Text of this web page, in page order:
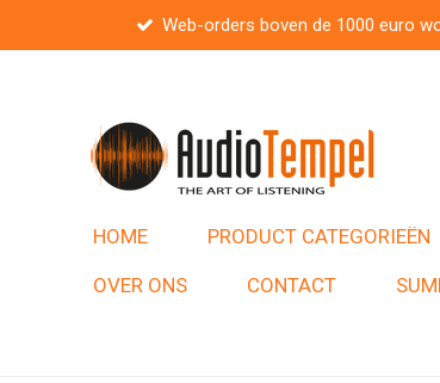
hoofdinhoud
Web-orders boven de 1000 euro
HOME PRODUCT CATEGORIEËN
OVER ONS CONTACT